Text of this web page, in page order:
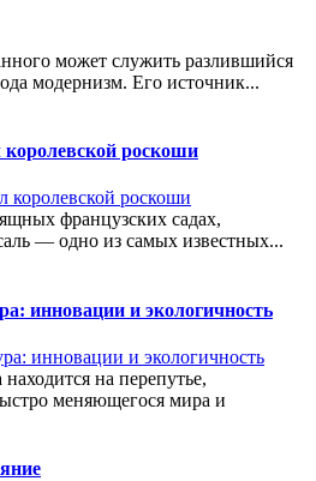
может служить разлившийся
модернизм. Его источник...
роскоши
французских садах,
— одно из самых известных...
инновации и экологичность
на перепутье,
меняющегося мира и